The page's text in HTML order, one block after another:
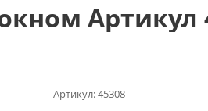
Артикул
Артикул:45308